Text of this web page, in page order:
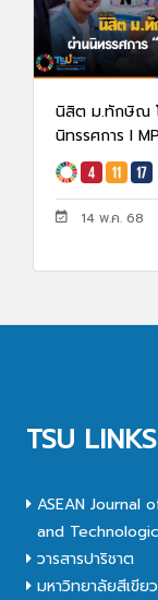
นิสิต ม.ทักษิณ
นิทรรศการ I
14 พ.ค. 68
TSU LINKS
ASEAN Journal
and
วารสารปาริชาต
มหาวิทยาลัยสีเขียว